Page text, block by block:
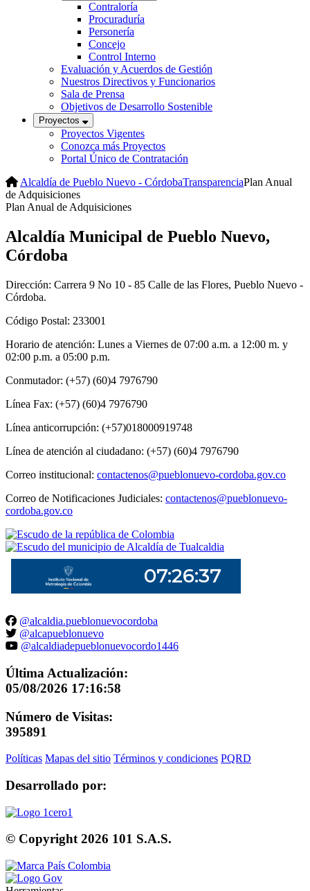
Contraloría
Procuraduría
Personería
Concejo
Control Interno
Evaluación y Acuerdos de Gestión
Nuestros Directivos y Funcionarios
Sala de Prensa
Objetivos de Desarrollo Sostenible
Proyectos
Proyectos Vigentes
Conozca más Proyectos
Portal Único de Contratación
Alcaldía de Pueblo Nuevo - CórdobaTransparenciaPlan Anual
de Adquisiciones
Plan Anual de Adquisiciones​
Alcaldía Municipal de Pueblo Nuevo,
Córdoba
Dirección: Carrera 9 No 10 - 85 Calle de las Flores, Pueblo Nuevo -
Córdoba.
Código Postal: 233001
Horario de atención: Lunes a Viernes de 07:00 a.m. a 12:00 m. y
02:00 p.m. a 05:00 p.m.
Conmutador: (+57) (60)4 7976790
Línea Fax: (+57) (60)4 7976790
Línea anticorrupción: (+57)018000919748
Línea de atención al ciudadano: (+57) (60)4 7976790
Correo institucional: contactenos@pueblonuevo-cordoba.gov.co
Correo de Notificaciones Judiciales: contactenos@pueblonuevo-
cordoba.gov.co
@alcaldia.pueblonuevocordoba
@alcapueblonuevo
@alcaldiadepueblonuevocordo1446
Última Actualización:
05/08/2026 17:16:58
Número de Visitas:
395891
Políticas Mapas del sitio Términos y condiciones PQRD
Desarrollado por:
© Copyright2026 101 S.A.S.